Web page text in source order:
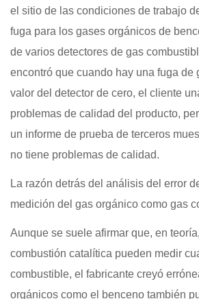
el sitio de las condiciones de trabajo
fuga para los gases orgánicos de
de varios detectores de gas
encontró que cuando hay una fuga de
valor del detector de cero, el cliente
problemas de calidad del producto,
un informe de prueba de terceros
no tiene problemas de calidad.
La razón detrás del análisis del error
medición del gas orgánico como gas
Aunque se suele afirmar que, en
combustión catalítica pueden medir
combustible, el fabricante creyó
orgánicos como el benceno también